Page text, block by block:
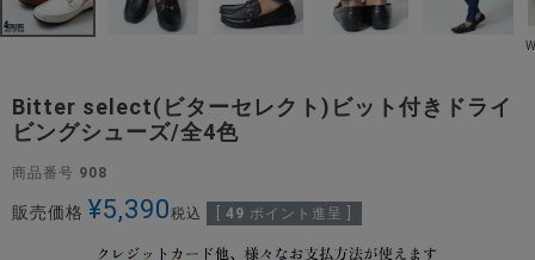
Bitter select(ビターセレクト)ビット付きドライ
ビングシューズ/全4色
商品番号 908
販売価格 ¥5,390税込 49 ポイント進呈 ]